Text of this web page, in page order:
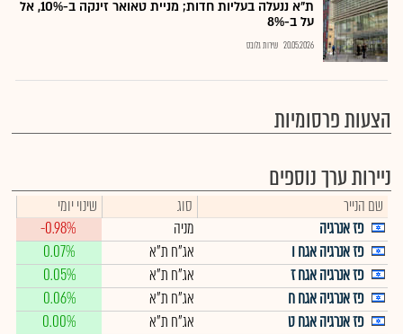
ת"א ננעלה בעליות חדות; מניית טאואר זינקה ב-10%, אל
על ב-8%
20.05.2026 שירות גלובס
הצעות פרסומיות
ניירות ערך נוספים
שם הנייר סוג
שינוי יומי
פז אנרגיה
מניה
-0.98%
פז אנרגיה אגח ו
אג"ח ת"א
0.07%
פז אנרגיה אגח ז
אג"ח ת"א
0.05%
פז אנרגיה אגח ח
אג"ח ת"א
0.06%
פז אנרגיה אגח ט
אג"ח ת"א 0.00%